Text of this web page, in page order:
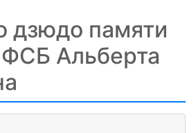
дзюдо памяти
ФСБ Альберта